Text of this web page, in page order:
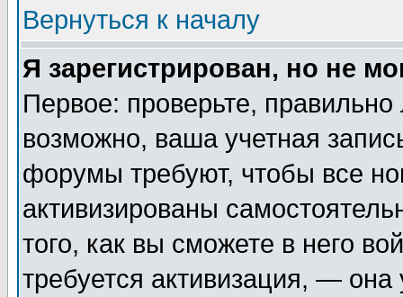
Вернуться к началу
Я зарегистрирован, но не
Первое: проверьте,
возможно, ваша учетная
форумы требуют, чтобы все
активизированы
того, как вы сможете в него
требуется активизация, —